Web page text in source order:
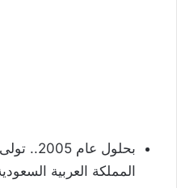
بحلول
المملكة العربية